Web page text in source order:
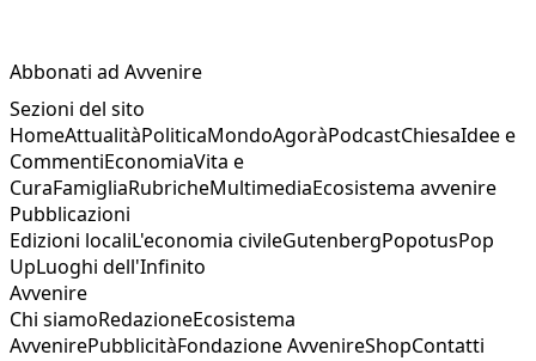
Abbonati ad Avvenire
Sezioni del sito
HomeAttualitàPoliticaMondoAgoràPodcastChiesaIdee e
CommentiEconomiaVita e
CuraFamigliaRubricheMultimediaEcosistema avvenire
Pubblicazioni
Edizioni localiL'economia civileGutenbergPopotusPop
UpLuoghi dell'Infinito
Avvenire
Chi siamoRedazioneEcosistema
AvvenirePubblicitàFondazione AvvenireShopContatti